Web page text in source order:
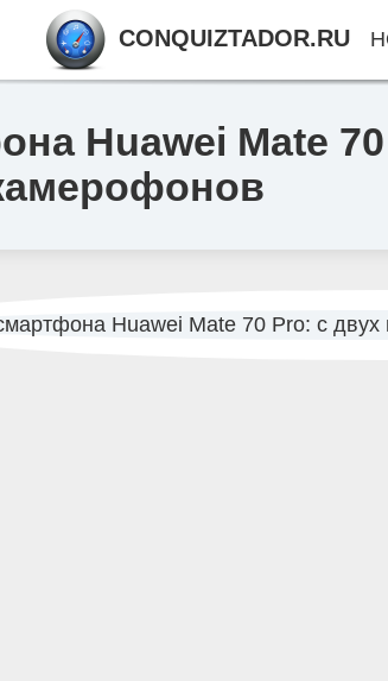
Huawei Mate
CONQUIZTADOR.RU